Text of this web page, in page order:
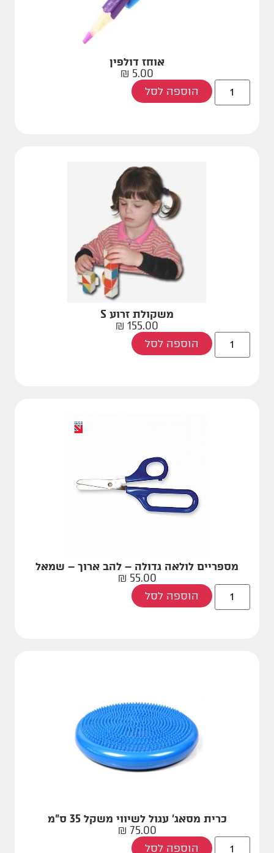
אוחז דולפין
5.00
₪
הוספה לסל
משקולת זרוע S
155.00
₪
הוספה לסל
מספריים לולאה גדולה – להב ארוך – שמאל
55.00
₪
הוספה לסל
כרית מסאג' עגול לשיווי משקל 35 ס"מ
75.00
₪
הוספה לסל